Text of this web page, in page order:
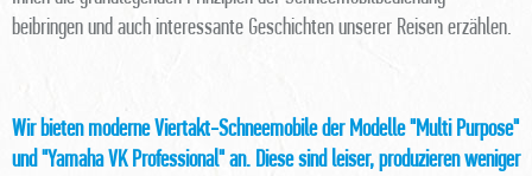
beibringen und auch interessante Geschichten unserer Reisen erzählen.
Wir bieten moderne Viertakt-Schneemobile der Modelle "Multi Purpose"
und "Yamaha VK Professional" an. Diese sind leiser, produzieren weniger